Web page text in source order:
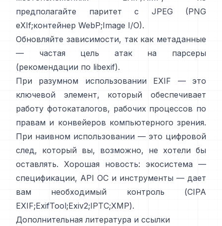
предполагайте паритет с JPEG (PNG
eXIf;контейнер WebP;Image I/O).
Обновляйте зависимости, так как метаданные
— частая цель атак на парсеры
(рекомендации по libexif).
При разумном использовании EXIF — это
ключевой элемент, который обеспечивает
работу фотокаталогов, рабочих процессов по
правам и конвейеров компьютерного зрения.
При наивном использовании — это цифровой
след, который вы, возможно, не хотели бы
оставлять. Хорошая новость: экосистема —
спецификации, API ОС и инструменты — дает
вам необходимый контроль (CIPA
EXIF;ExifTool;Exiv2;IPTC;XMP).
Дополнительная литература и ссылки